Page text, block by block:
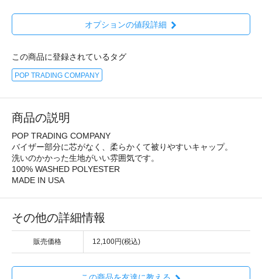
オプションの値段詳細
この商品に登録されているタグ
POP TRADING COMPANY
商品の説明
POP TRADING COMPANY
バイザー部分に芯がなく、柔らかくて被りやすいキャップ。
洗いのかかった生地がいい雰囲気です。
100% WASHED POLYESTER
MADE IN USA
その他の詳細情報
販売価格 12,100円(税込)